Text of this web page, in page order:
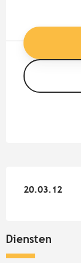
20.03.12
20.03.12
Diensten